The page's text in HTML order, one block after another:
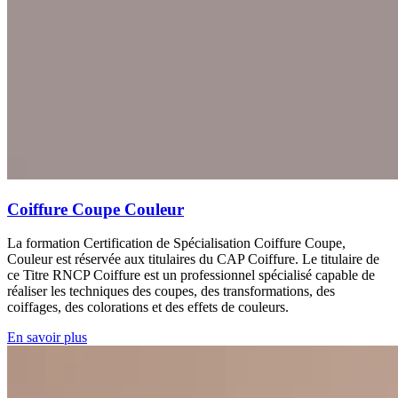
Coiffure Coupe Couleur
La formation Certification de Spécialisation Coiffure Coupe,
Couleur est réservée aux titulaires du CAP Coiffure. Le titulaire de
ce Titre RNCP Coiffure est un professionnel spécialisé capable de
réaliser les techniques des coupes, des transformations, des
coiffages, des colorations et des effets de couleurs.
En savoir plus